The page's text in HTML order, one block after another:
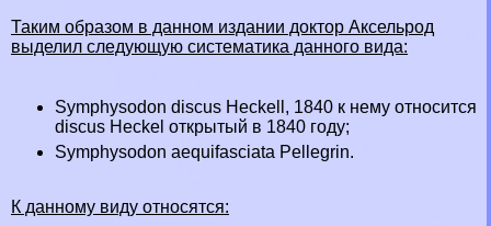
Таким образом в данном издании доктор Аксельрод
выделил следующую систематика данного вида:
Symphysodon discus Heckell, 1840 к нему относится
discus Heckel открытый в 1840 году;
Symphysodon aequifasciata Pellegrin.
К данному виду относятся: